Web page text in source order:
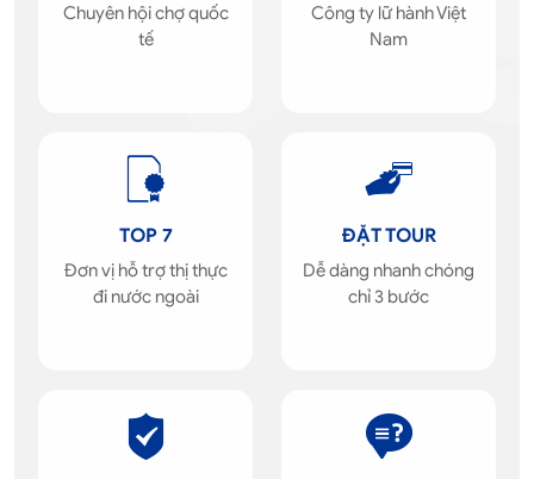
Chuyên hội chợ quốc
tế
Công ty lữ hành Việt
Nam
TOP 7
Đơn vị hỗ trợ thị thực
đi nước ngoài
ĐẶT TOUR
Dễ dàng nhanh chóng
chỉ 3 bước